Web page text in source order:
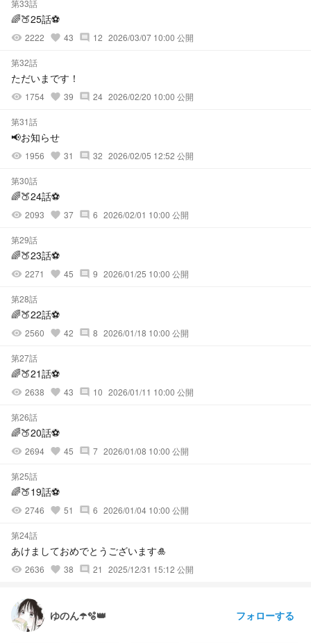
第33話
🌈🍑25話⚽
visibility 2222 favorite 43 comment 12 2026/03/07 10:00 公開
第32話
ただいまです！
visibility 1754 favorite 39 comment 24 2026/02/20 10:00 公開
第31話
📢お知らせ
visibility 1956 favorite 31 comment 32 2026/02/05 12:52 公開
第30話
🌈🍑24話⚽
visibility 2093 favorite 37 comment 6 2026/02/01 10:00 公開
第29話
🌈🍑23話⚽
visibility 2271 favorite 45 comment 9 2026/01/25 10:00 公開
第28話
🌈🍑22話⚽
visibility 2560 favorite 42 comment 8 2026/01/18 10:00 公開
第27話
🌈🍑21話⚽
visibility 2638 favorite 43 comment 10 2026/01/11 10:00 公開
第26話
🌈🍑20話⚽
visibility 2694 favorite 45 comment 7 2026/01/08 10:00 公開
第25話
🌈🍑19話⚽
visibility 2746 favorite 51 comment 6 2026/01/04 10:00 公開
第24話
あけましておめでとうございます🎍
visibility 2636 favorite 38 comment 21 2025/12/31 15:12 公開
ゆのん☂️🫧👑 フォローする